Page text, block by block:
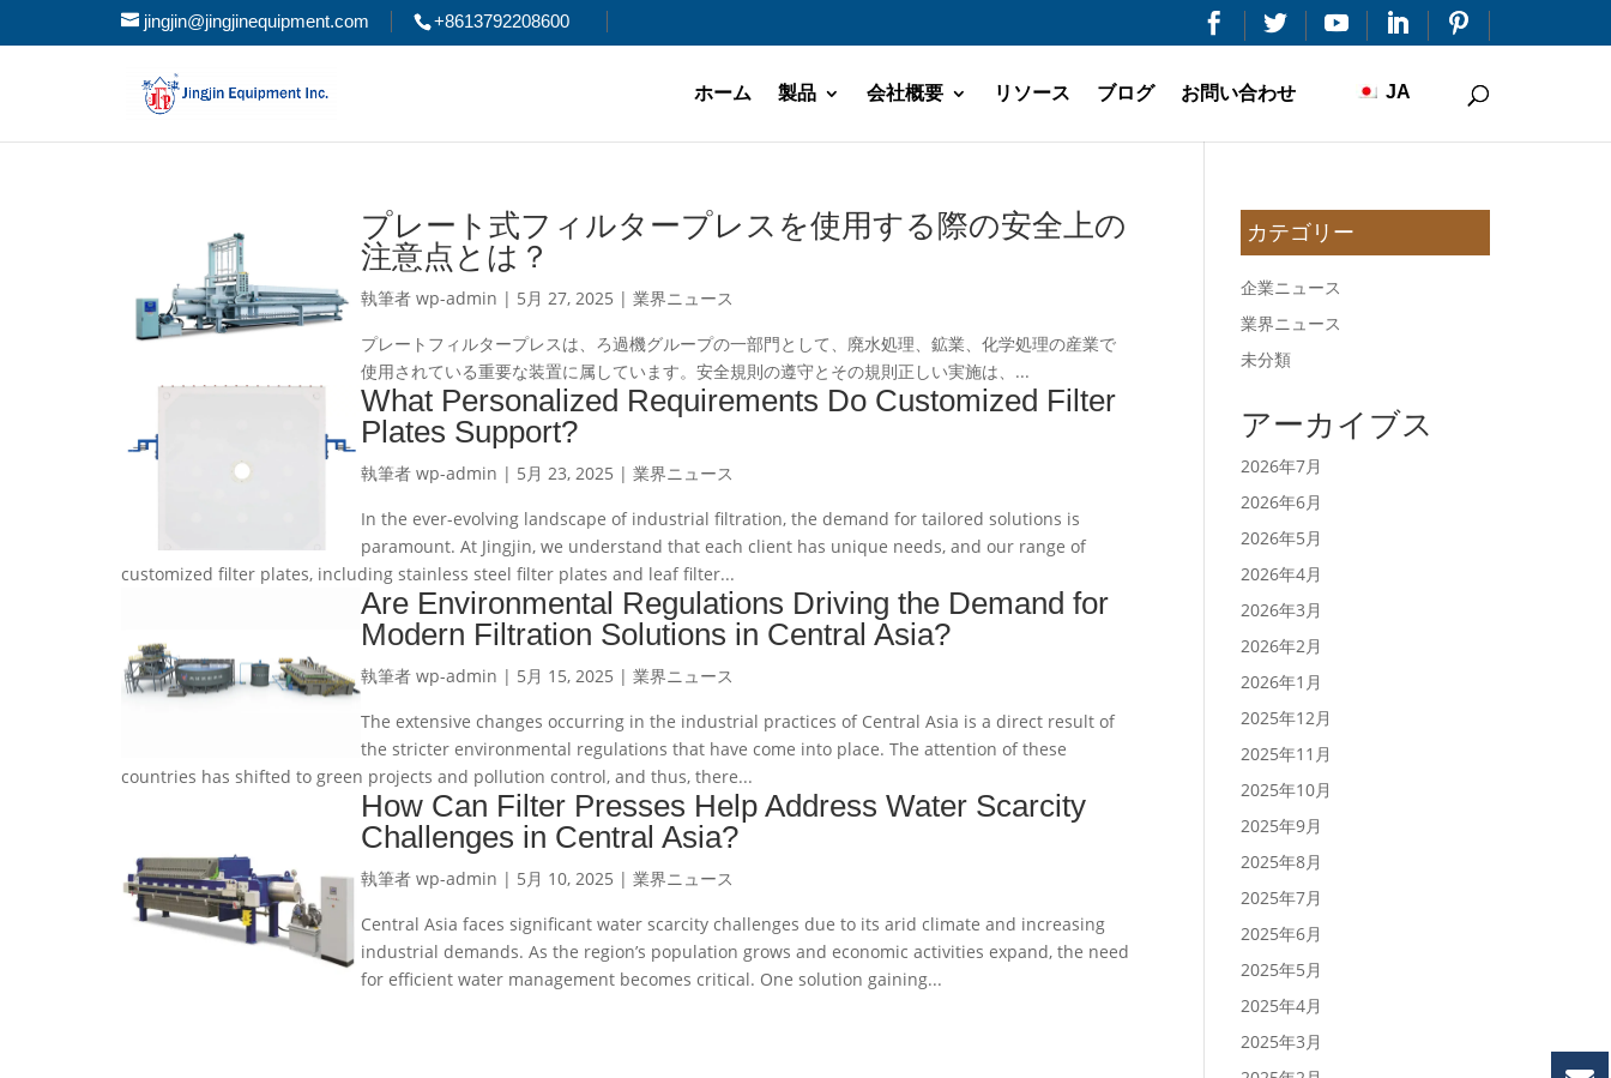
jingjin@jingjinequipment.com +8613792208600  
ホーム 製品 会社概要 リソース ブログ お問い合わせ JA
プレート式フィルタープレスを使用する際の安全上の
注意点とは？
執筆者 wp-admin | 5月 27, 2025 | 業界ニュース
プレートフィルタープレスは、ろ過機グループの一部門として、廃水処理、鉱業、化学処理の産業で
使用されている重要な装置に属しています。安全規則の遵守とその規則正しい実施は、...
What Personalized Requirements Do Customized Filter
Plates Support?
執筆者 wp-admin | 5月 23, 2025 | 業界ニュース
In the ever-evolving landscape of industrial filtration, the demand for tailored solutions is
paramount. At Jingjin, we understand that each client has unique needs, and our range of
customized filter plates, including stainless steel filter plates and leaf filter...
Are Environmental Regulations Driving the Demand for
Modern Filtration Solutions in Central Asia?
執筆者 wp-admin | 5月 15, 2025 | 業界ニュース
The extensive changes occurring in the industrial practices of Central Asia is a direct result of
the stricter environmental regulations that have come into place. The attention of these
countries has shifted to green projects and pollution control, and thus, there...
How Can Filter Presses Help Address Water Scarcity
Challenges in Central Asia?
執筆者 wp-admin | 5月 10, 2025 | 業界ニュース
Central Asia faces significant water scarcity challenges due to its arid climate and increasing
industrial demands. As the region’s population grows and economic activities expand, the need
for efficient water management becomes critical. One solution gaining...
カテゴリー
企業ニュース
業界ニュース
未分類
アーカイブス
2026年7月
2026年6月
2026年5月
2026年4月
2026年3月
2026年2月
2026年1月
2025年12月
2025年11月
2025年10月
2025年9月
2025年8月
2025年7月
2025年6月
2025年5月
2025年4月
2025年3月